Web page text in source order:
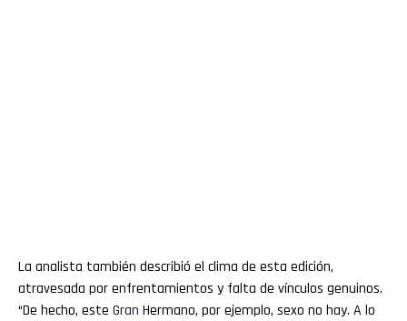
La analista también describió el clima de esta edición,
atravesada por enfrentamientos y falta de vínculos genuinos.
“De hecho, este Gran Hermano, por ejemplo, sexo no hay. A lo